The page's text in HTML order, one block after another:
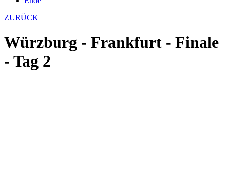
ZURÜCK
Würzburg - Frankfurt - Finale
- Tag 2